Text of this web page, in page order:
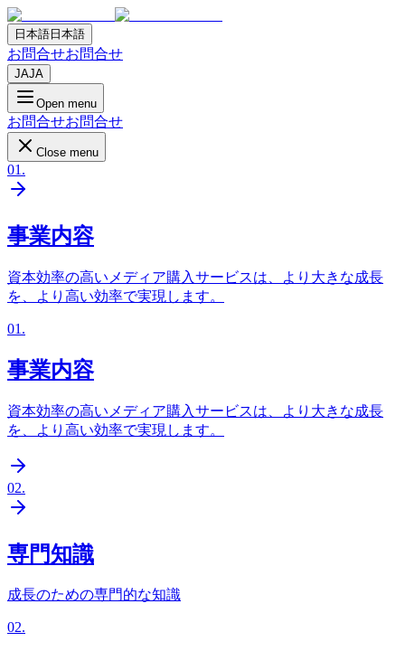
日本語 日本語
お問合せお問合せ
JAJA
Open menu
お問合せお問合せ
Close menu
01 .
事業内容
資本効率の高いメディア購入サービスは、より大きな成長
を、より高い効率で実現します。
01 .
事業内容
資本効率の高いメディア購入サービスは、より大きな成長
を、より高い効率で実現します。
02.
専門知識
成長のための専門的な知識
02.